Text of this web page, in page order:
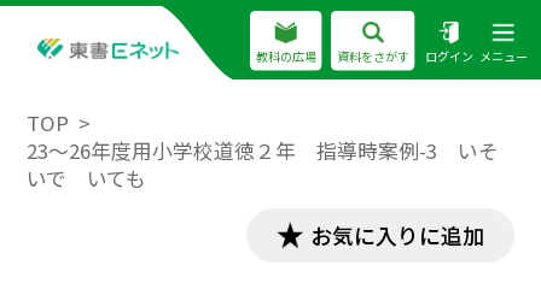
教科の広場 資料をさがす ログイン メニュー
TOP
23～26年度用小学校道徳２年 指導時案例-3 いそ
いで いても
お気に入りに追加